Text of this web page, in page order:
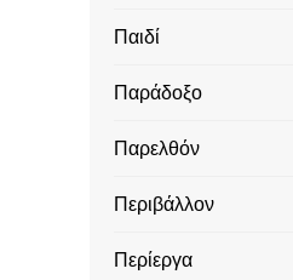
Παιδί
Παράδοξο
Παρελθόν
Περιβάλλον
Περίεργα